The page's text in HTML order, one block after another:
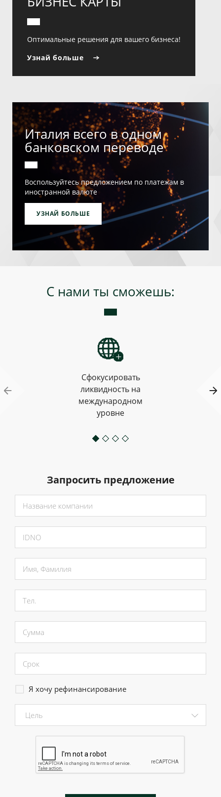
Оптимальные решения для вашего бизнеса!
Узнай больше
Италия всего в одном
банковском переводе
Воспользуйтесь предложением по платежам в
иностранной валюте
УЗНАЙ БОЛЬШЕ
С нами ты сможешь:
Сфокусировать
ликвидность на
международном
уровне
Запросить предложение
Я хочу рефинансирование